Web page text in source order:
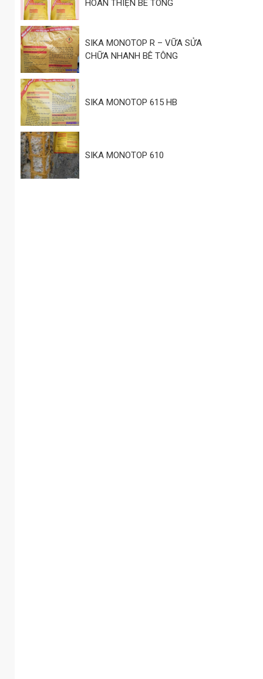
HOÀN THIỆN BÊ TÔNG
SIKA MONOTOP R – VỮA SỬA
CHỮA NHANH BÊ TÔNG
SIKA MONOTOP 615 HB
SIKA MONOTOP 610